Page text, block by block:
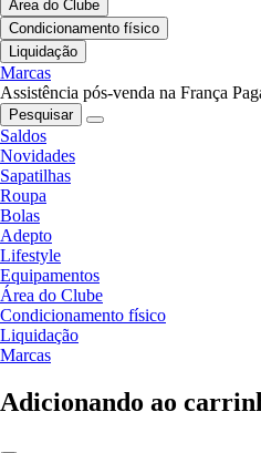
Área do Clube
Condicionamento físico
Liquidação
Marcas
Assistência pós-venda na França
Pesquisar
Saldos
Novidades
Sapatilhas
Roupa
Bolas
Adepto
Lifestyle
Equipamentos
Área do Clube
Condicionamento físico
Liquidação
Marcas
Adicionando ao